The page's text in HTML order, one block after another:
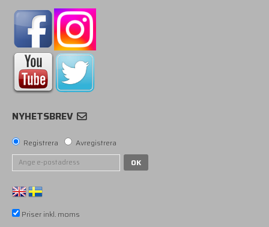
NYHETSBREV
Registrera
Avregistrera
OK
Priser inkl. moms